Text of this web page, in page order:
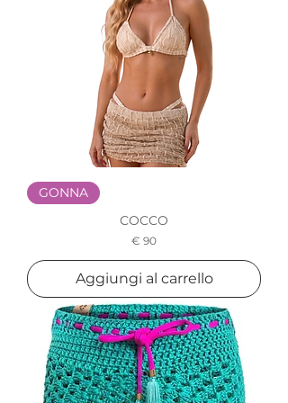
GONNA
COCCO
Prezzo
€ 90
Aggiungi al carrello